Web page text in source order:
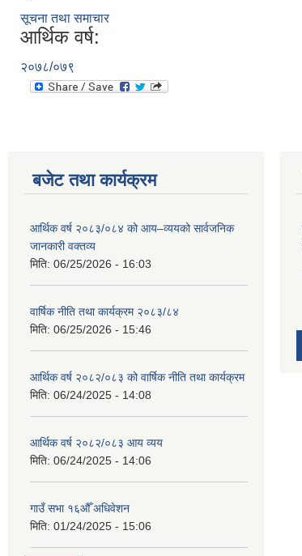
सूचना तथा समाचार
आर्थिक वर्ष:
२०७८/०७९
बजेट तथा कार्यक्रम
आर्थिक वर्ष २०८३/०८४ को आय–व्ययको सार्वजनिक
जानकारी वक्तव्य
मिति: 06/25/2026 - 16:03
वार्षिक नीति तथा कार्यक्रम २०८३/८४
मिति: 06/25/2026 - 15:46
आर्थिक वर्ष २०८२/०८३ को वार्षिक नीति तथा कार्यक्रम
मिति: 06/24/2025 - 14:08
आर्थिक वर्ष २०८२/०८३ आय व्यय
मिति: 06/24/2025 - 14:06
गाउँ सभा १६औँ अधिवेशन
मिति: 01/24/2025 - 15:06